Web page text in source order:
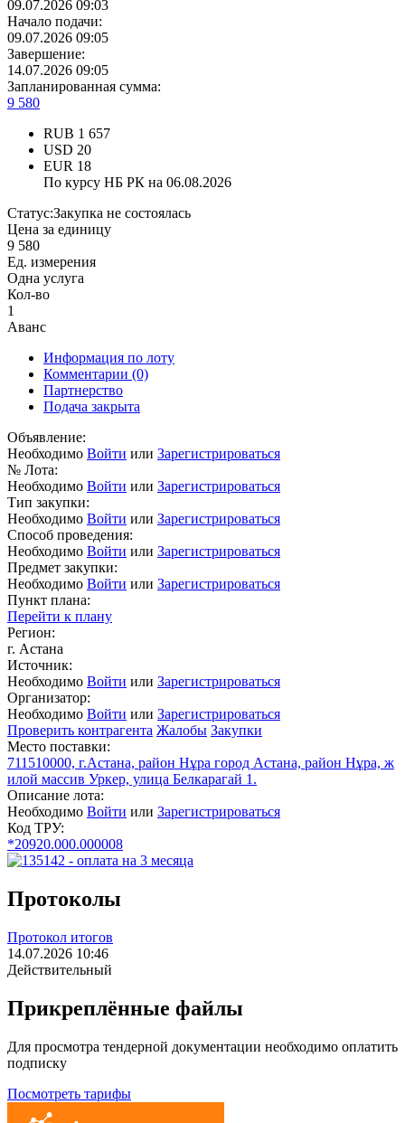
09.07.2026 09:03
Начало подачи:
09.07.2026 09:05
Завершение:
14.07.2026 09:05
Запланированная сумма:
9 580
RUB 1 657
USD 20
EUR 18
По курсу НБ РК на 06.08.2026
Статус:Закупка не состоялась
Цена за единицу
9 580
Ед. измерения
Одна услуга
Кол-во
1
Аванс
Информация по лоту
Комментарии (0)
Партнерство
Подача закрыта
Объявление:
Необходимо Войти или Зарегистрироваться
№ Лота:
Необходимо Войти или Зарегистрироваться
Тип закупки:
Необходимо Войти или Зарегистрироваться
Способ проведения:
Необходимо Войти или Зарегистрироваться
Предмет закупки:
Необходимо Войти или Зарегистрироваться
Пункт плана:
Перейти к плану
Регион:
г. Астана
Источник:
Необходимо Войти или Зарегистрироваться
Организатор:
Необходимо Войти или Зарегистрироваться
Проверить контрагента Жалобы Закупки
Место поставки:
711510000, г.Астана, район Нұра город Астана, район Нұра, ж
илой массив Уркер, улица Белкарагай 1.
Описание лота:
Необходимо Войти или Зарегистрироваться
Код ТРУ:
*20920.000.000008
Протоколы
Протокол итогов
14.07.2026 10:46
Действительный
Прикреплённые файлы
Для просмотра тендерной документации необходимо оплатить
подписку
Посмотреть тарифы